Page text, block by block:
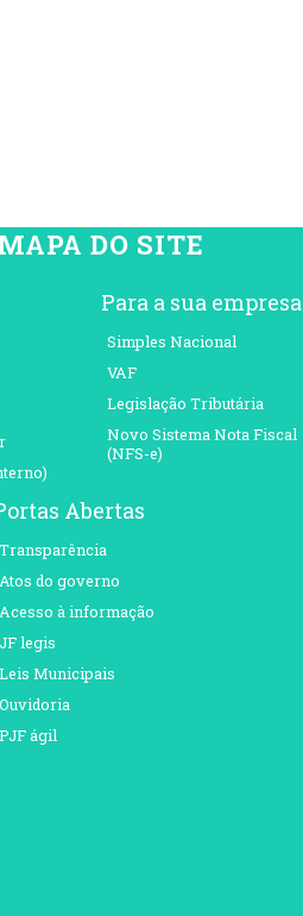
DO SITE
Para a sua empresa
Simples Nacional
VAF
Legislação Tributária
Novo Sistema Nota Fiscal
(NFS-e)
Abertas
Transparência
Atos do governo
Acesso à informação
JF legis
Leis Municipais
Ouvidoria
PJF ágil